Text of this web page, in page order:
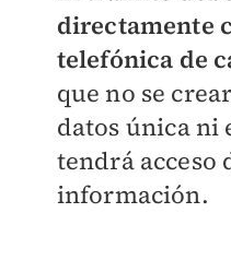
directamente
telefónica de
que no se
datos única ni
tendrá acceso
información.